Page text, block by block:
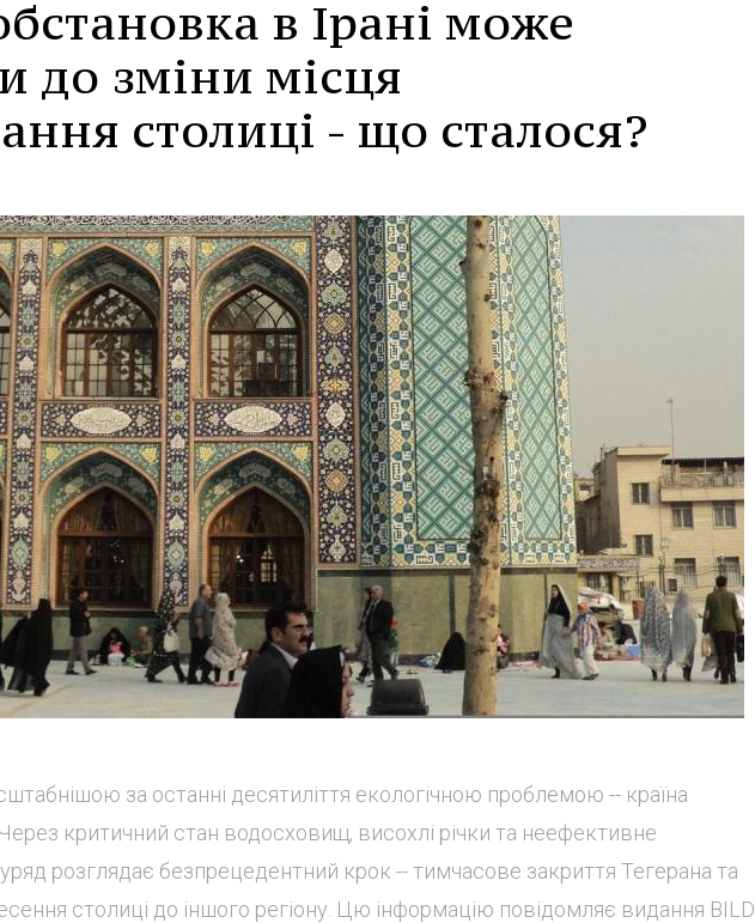
в Ірані може
до зміни місця
столиці - що сталося?
за останні десятиліття екологічною проблемою -- країна
критичний стан водосховищ, висохлі річки та неефективне
розглядає безпрецедентний крок -- тимчасове закриття Тегерана та
столиці до іншого регіону. Цю інформацію повідомляє видання BILD.